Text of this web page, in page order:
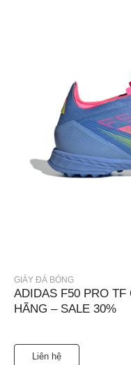
GIÀY ĐÁ BÓNG
ADIDAS F50 PRO TF
HÃNG – SALE 30%
Liên hệ